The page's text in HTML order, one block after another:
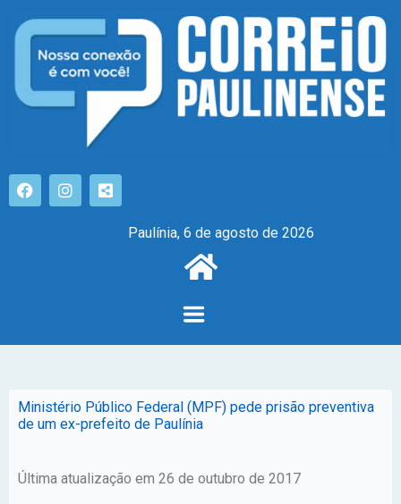
Paulínia, 6 de agosto de 2026
Ministério Público Federal (MPF) pede prisão preventiva
de um ex-prefeito de Paulínia
Última atualização em 26 de outubro de 2017